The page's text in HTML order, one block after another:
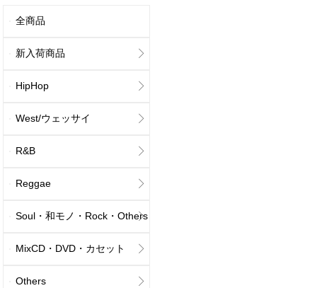
全商品
新入荷商品
HipHop
West/ウェッサイ
R&B
Reggae
Soul・和モノ・Rock・Others
MixCD・DVD・カセット
Others